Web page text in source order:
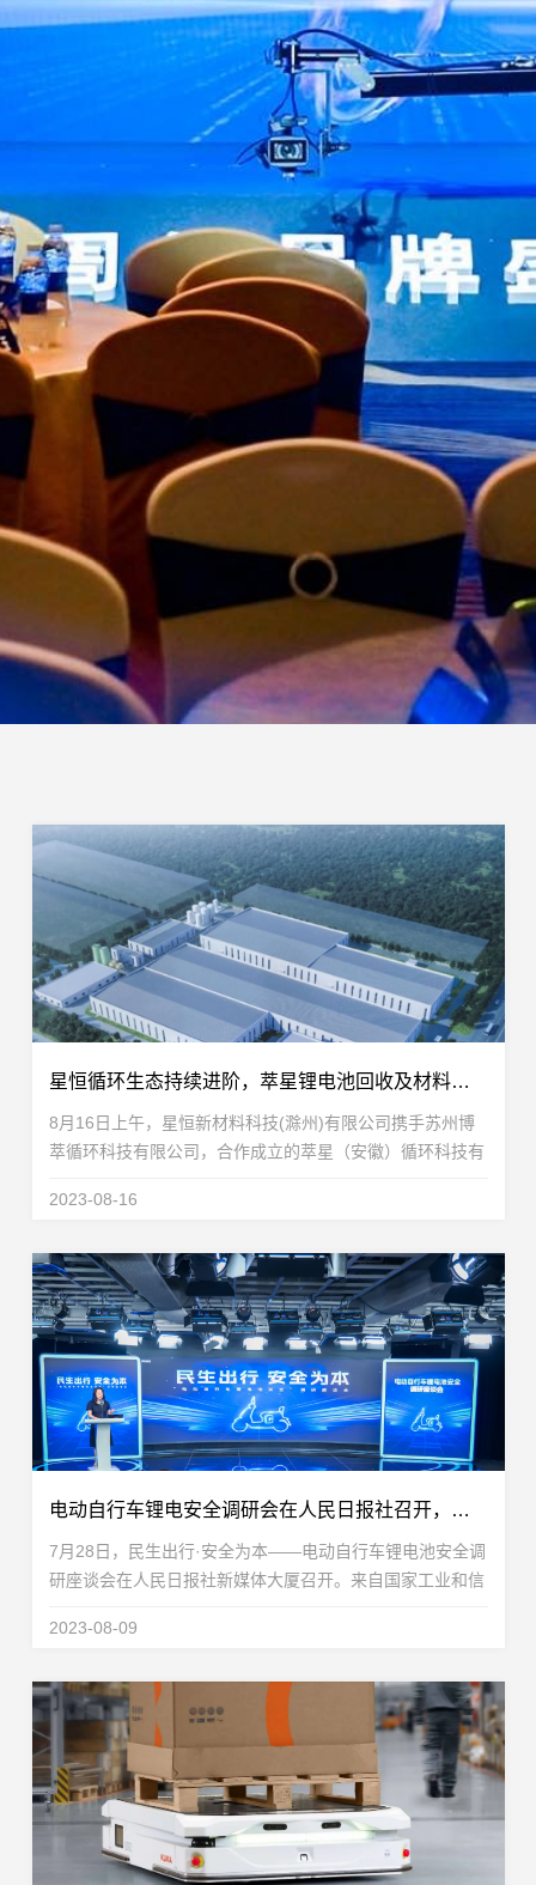
星恒循环生态持续进阶，萃星锂电池回收及材料制备项目开工！
8月16日上午，星恒新材料科技(滁州)有限公司携手苏州博
萃循环科技有限公司，合作成立的萃星（安徽）循环科技有
池回收及材料制备项目开工仪式，标志着星恒在推动...
2023-08-16
电动自行车锂电安全调研会在人民日报社召开，星恒作为电动车锂电专家应邀出席
7月28日，民生出行·安全为本——电动自行车锂电池安全调
研座谈会在人民日报社新媒体大厦召开。来自国家工业和信
研究中心、中国消费品质量安全促进会、中国自行...
2023-08-09